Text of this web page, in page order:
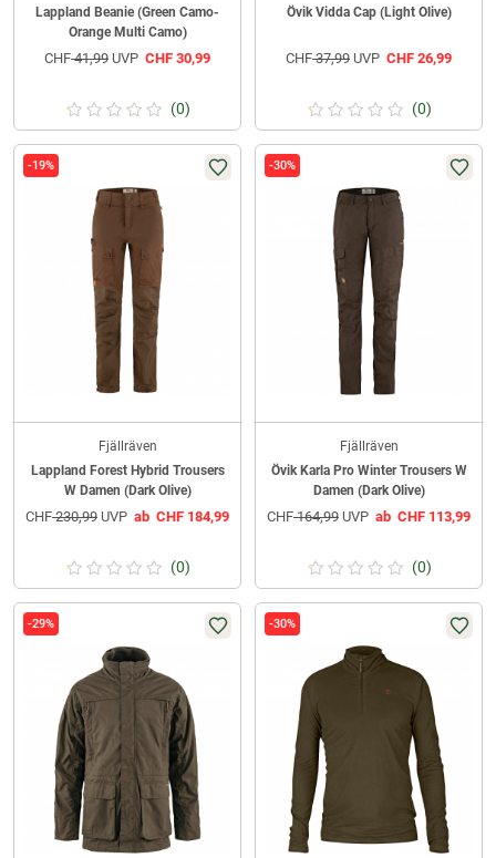
Lappland Beanie (Green Camo-
Orange Multi Camo)
CHF41,99 UVP CHF 30,99
(0)
Övik Vidda Cap (Light Olive)
CHF37,99 UVP CHF 26,99
(0)
-19%
Fjällräven
Lappland Forest Hybrid Trousers
W Damen (Dark Olive)
CHF230,99 UVP ab CHF 184,99
(0)
-30%
Fjällräven
Övik Karla Pro Winter Trousers W
Damen (Dark Olive)
CHF164,99 UVP ab CHF 113,99
(0)
-29% -30%